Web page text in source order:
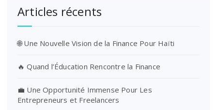
Articles récents
🌐 Une Nouvelle Vision de la Finance Pour Haïti
🔥 Quand l’Éducation Rencontre la Finance
💼 Une Opportunité Immense Pour Les
Entrepreneurs et Freelancers